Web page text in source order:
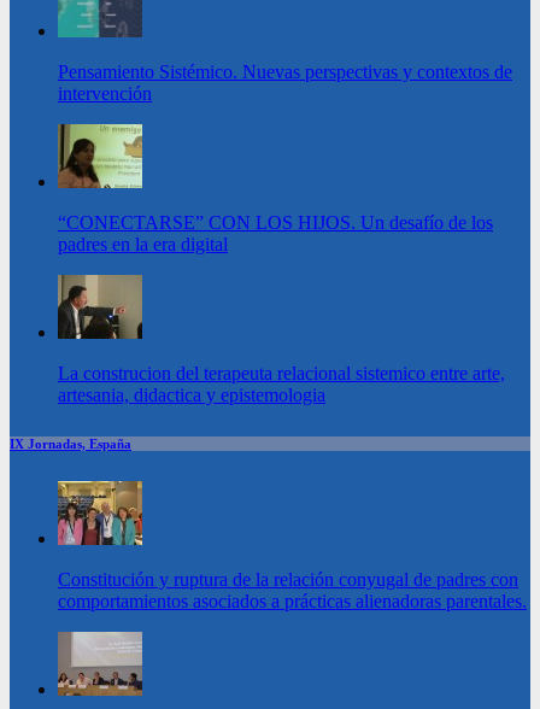
Pensamiento Sistémico. Nuevas perspectivas y contextos de
intervención
“CONECTARSE” CON LOS HIJOS. Un desafío de los
padres en la era digital
La construcion del terapeuta relacional sistemico entre arte,
artesania, didactica y epistemologia
IX Jornadas, España
Constitución y ruptura de la relación conyugal de padres con
comportamientos asociados a prácticas alienadoras parentales.